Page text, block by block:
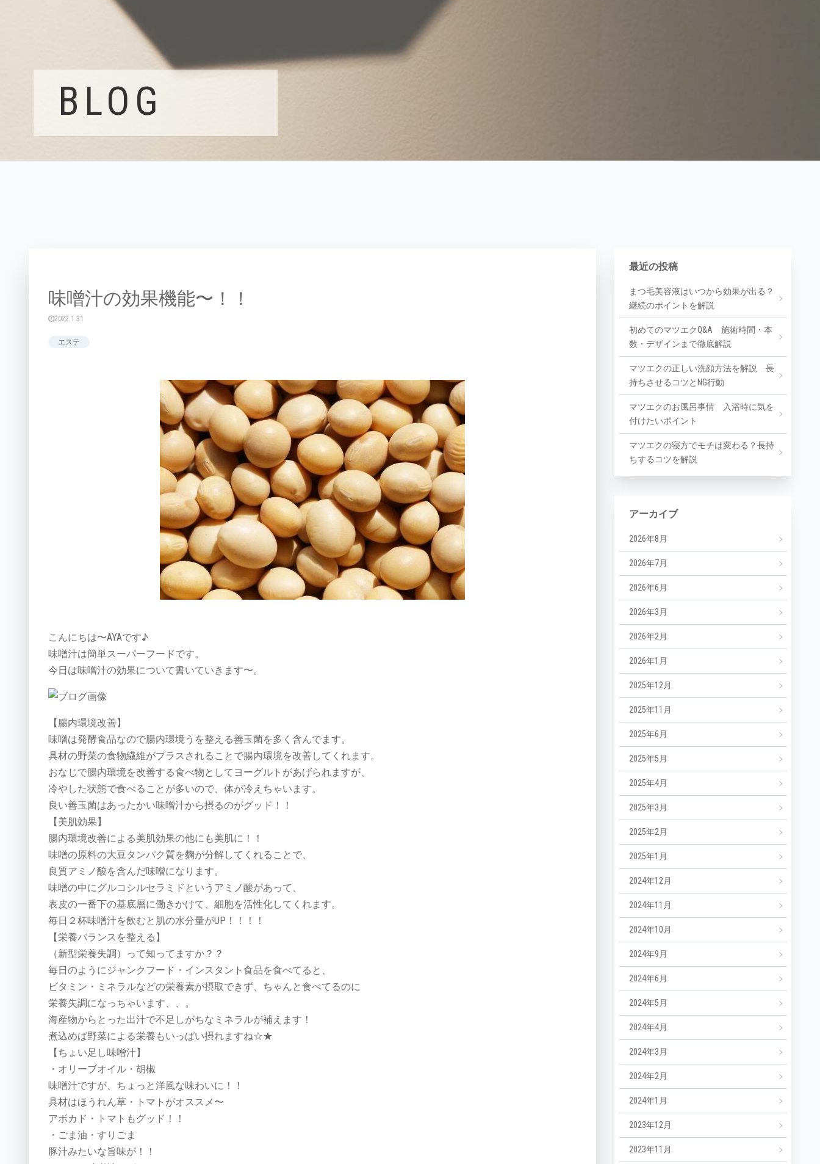
BLOG
味噌汁の効果機能〜！！
2022.1.31
エステ
こんにちは〜AYAです♪
味噌汁は簡単スーパーフードです。
今日は味噌汁の効果について書いていきます〜。
【腸内環境改善】
味噌は発酵食品なので腸内環境うを整える善玉菌を多く含んでます。
具材の野菜の食物繊維がプラスされることで腸内環境を改善してくれます。
おなじで腸内環境を改善する食べ物としてヨーグルトがあげられますが、
冷やした状態で食べることが多いので、体が冷えちゃいます。
良い善玉菌はあったかい味噌汁から摂るのがグッド！！
【美肌効果】
腸内環境改善による美肌効果の他にも美肌に！！
味噌の原料の大豆タンパク質を麴が分解してくれることで、
良質アミノ酸を含んだ味噌になります。
味噌の中にグルコシルセラミドというアミノ酸があって、
表皮の一番下の基底層に働きかけて、細胞を活性化してくれます。
毎日２杯味噌汁を飲むと肌の水分量がUP！！！！
【栄養バランスを整える】
（新型栄養失調）って知ってますか？？
毎日のようにジャンクフード・インスタント食品を食べてると、
ビタミン・ミネラルなどの栄養素が摂取できず、ちゃんと食べてるのに
栄養失調になっちゃいます、、。
海産物からとった出汁で不足しがちなミネラルが補えます！
煮込めば野菜による栄養もいっぱい摂れますね☆★
【ちょい足し味噌汁】
・オリーブオイル・胡椒
味噌汁ですが、ちょっと洋風な味わいに！！
具材はほうれん草・トマトがオススメ〜
アボカド・トマトもグッド！！
・ごま油・すりごま
豚汁みたいな旨味が！！
最近の投稿
まつ毛美容液はいつから効果が出る？
継続のポイントを解説
初めてのマツエクQ&A 施術時間・本
数・デザインまで徹底解説
マツエクの正しい洗顔方法を解説 長
持ちさせるコツとNG行動
マツエクのお風呂事情 入浴時に気を
付けたいポイント
マツエクの寝方でモチは変わる？長持
ちするコツを解説
アーカイブ
2026年8月
2026年7月
2026年6月
2026年3月
2026年2月
2026年1月
2025年12月
2025年11月
2025年6月
2025年5月
2025年4月
2025年3月
2025年2月
2025年1月
2024年12月
2024年11月
2024年10月
2024年9月
2024年6月
2024年5月
2024年4月
2024年3月
2024年2月
2024年1月
2023年12月
2023年11月